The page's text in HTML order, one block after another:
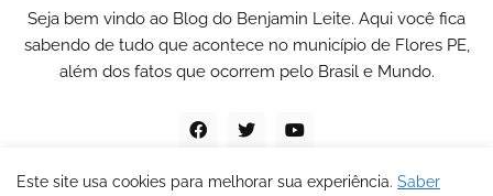
Seja bem vindo ao Blog do Benjamin Leite. Aqui você fica
sabendo de tudo que acontece no município de Flores PE,
além dos fatos que ocorrem pelo Brasil e Mundo.
Este site usa cookies para melhorar sua experiência. Saber